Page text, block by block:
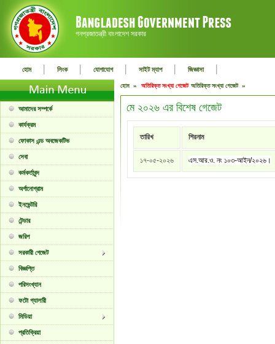
গনপ্রজাতন্ত্রী বাংলাদেশ সরকার
হোম | লিংক | যোগাযোগ | সাইট ম্যাপ | জিজ্ঞাসা |
আমাদের সম্পর্কে
কার্যক্রম
ফোকাস এন্ড অবজেকটিভ
সেবা
কর্মকর্তাবৃন্দ
অর্গানোগ্রাম
ইনভেন্টরি
টেন্ডার
জরিপ
সরকারী গেজেট
বিজ্ঞপ্তি
পরিসংখ্যান
ফটো গ্যালারী
মিডিয়া
প্রতিক্রিয়া
হোম » অতিরিক্ত সংখ্যা গেজেট অতিরিক্ত সংখ্যা গেজেট »
মে ২০২৬ এর বিশেষ গেজেট
তারিখ শিরনাম
১৭-০৫-২০২৬ এস.আর.ও. নং ১০৩-আইন/২০২৬।